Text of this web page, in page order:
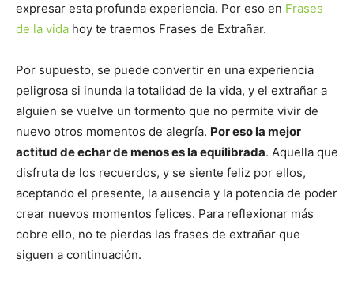
expresar esta profunda experiencia. Por eso en Frases
de la vida hoy te traemos Frases de Extrañar.
Por supuesto, se puede convertir en una experiencia
peligrosa si inunda la totalidad de la vida, y el extrañar a
alguien se vuelve un tormento que no permite vivir de
nuevo otros momentos de alegría. Por eso la mejor
actitud de echar de menos es la equilibrada. Aquella que
disfruta de los recuerdos, y se siente feliz por ellos,
aceptando el presente, la ausencia y la potencia de poder
crear nuevos momentos felices. Para reflexionar más
cobre ello, no te pierdas las frases de extrañar que
siguen a continuación.